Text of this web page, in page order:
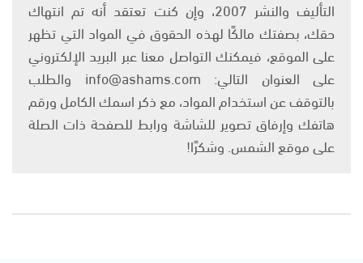
التأليف والنشر 2007، وإن كنت تعتقد أنه تم انتهاك
حقك، بصفتك مالكًا لهذه الحقوق في المواد التي تظهر
على الموقع، فيمكنك التواصل معنا عبر البريد الإلكتروني
على العنوان التالي: info@ashams.com والطلب
بالتوقف عن استخدام المواد، مع ذكر اسمك الكامل ورقم
هاتفك وإرفاق تصوير للشاشة ورابط للصفحة ذات الصلة
على موقع الشمس. وشكرًا!